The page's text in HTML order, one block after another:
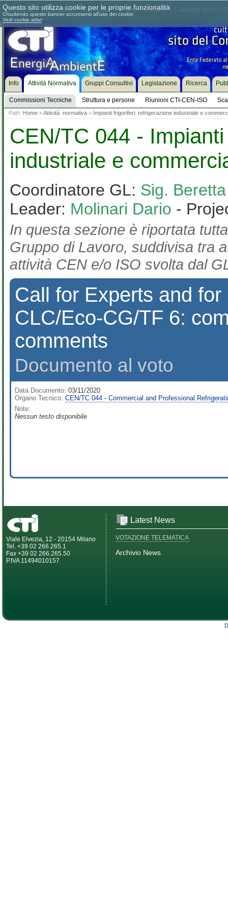
Chi siamo Dove siamo Contattaci Come associarsi
Info Attività Normativa
Commissioni Tecniche Struttura e persone Riunioni CTI-CEN-ISO
Gruppi Consultivi Legislazione Ricerca
Path: Home »Attività normativa » Impianti frigoriferi: refrigerazione industriale e
CEN/TC 044 -
industriale e
Coordinatore GL: Sig.
Leader: Molinari Dario -
In questa sezione è riportata
Gruppo di Lavoro, suddivisa tra
attività CEN e/o ISO svolta dal
Call for Experts and
CLC/Eco-CG/TF 6:
comments
Documento al voto
Data Documento: 03/11/2020
Organo Tecnico: CEN/TC 044 - Commercial and Professional
Note:
Nessun testo disponibile
Viale Elvezia, 12 - 20154 Milano
Tel. +39 02 266.265.1
Fax +39 02 266.265.50
P.IVA 11494010157
Latest News
VOTAZIONE TELEMATICA
Archivio News
Questo sito utilizza cookie per le proprie funzionalità
Chiudendo questo banner acconsenti all'uso dei cookie.
Vedi cookie attivi